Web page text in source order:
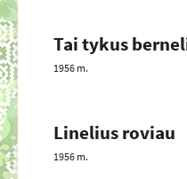
Tai tykus
1956 m.
Linelius roviau
1956 m.